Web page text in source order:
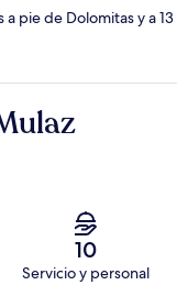
a pie de Dolomitas y a 13
10
Servicio y personal